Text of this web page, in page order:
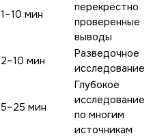
1–10 мин
перекрёстно
проверенные
выводы
2–10 мин
Разведочное
исследование
5–25 мин
Глубокое
исследование
по многим
источникам